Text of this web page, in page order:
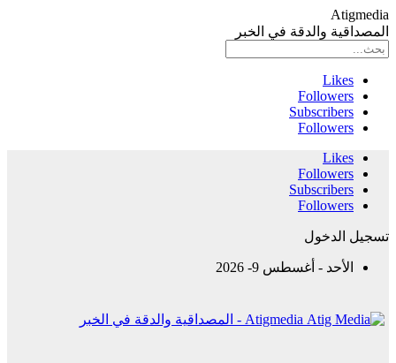
Atigmedia
المصداقية والدقة في الخبر
Likes
Followers
Subscribers
Followers
Likes
Followers
Subscribers
Followers
تسجيل الدخول
الأحد - أغسطس 9- 2026
Atigmedia - المصداقية والدقة في الخبر